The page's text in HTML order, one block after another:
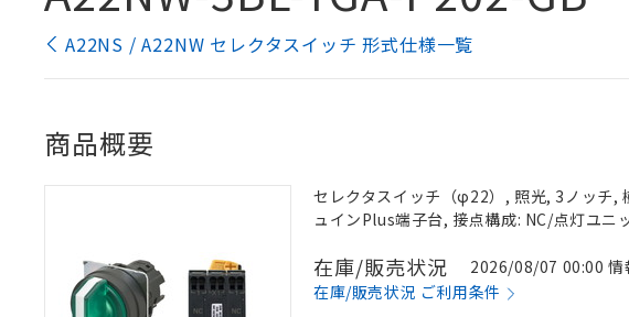
A22NS / A22NW セレクタスイッチ 形式仕様一覧
商品概要
セレクタスイッチ（φ22）, 照光, 3ノッチ,
ュインPlus端子台, 接点構成: NC/点灯ユニ
在庫/販売状況
2026/08/07 00:00 情
在庫/販売状況 ご利用条件